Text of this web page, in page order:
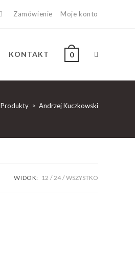
Zamówienie Moje konto
KONTAKT 0
Produkty > Andrzej Kuczkowski
WIDOK: 12 24 WSZYSTKO